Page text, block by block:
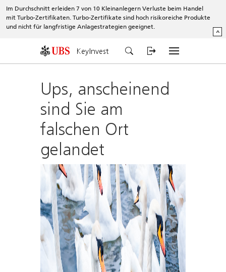
Im Durchschnitt erleiden 7 von 10 Kleinanlegern Verluste beim Handel
mit Turbo-Zertifikaten. Turbo-Zertifikate sind hoch risikoreiche Produkte
und nicht für langfristige Anlagestrategien geeignet.
^
KeyInvest
Ups, anscheinend
sind Sie am
falschen Ort
gelandet